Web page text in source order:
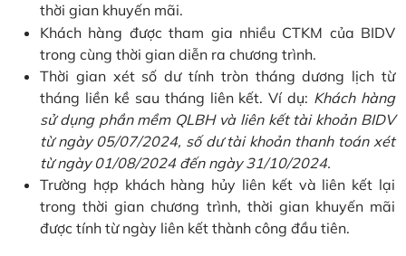
thời gian khuyến mãi.
Khách hàng được tham gia nhiều CTKM của BIDV
trong cùng thời gian diễn ra chương trình.
Thời gian xét số dư tính tròn tháng dương lịch từ
tháng liền kề sau tháng liên kết. Ví dụ: Khách hàng
sử dụng phần mềm QLBH và liên kết tài khoản BIDV
từ ngày 05/07/2024, số dư tài khoản thanh toán xét
từ ngày 01/08/2024 đến ngày 31/10/2024.
Trường hợp khách hàng hủy liên kết và liên kết lại
trong thời gian chương trình, thời gian khuyến mãi
được tính từ ngày liên kết thành công đầu tiên.